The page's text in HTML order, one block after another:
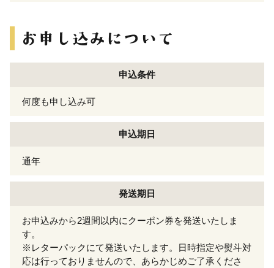
申込条件
何度も申し込み可
申込期日
通年
発送期日
お申込みから2週間以内にクーポン券を発送いたしま
す。
※レターパックにて発送いたします。日時指定や熨斗対
応は行っておりませんので、あらかじめご了承くださ